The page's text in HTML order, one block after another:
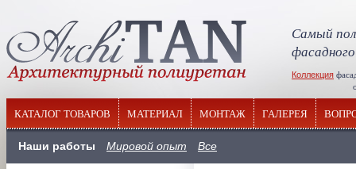
Самый
Коллекция
КАТАЛОГ ТОВАРОВ МАТЕРИАЛ МОНТАЖ ГАЛЕРЕЯ
Наши работы Мировой опыт Все